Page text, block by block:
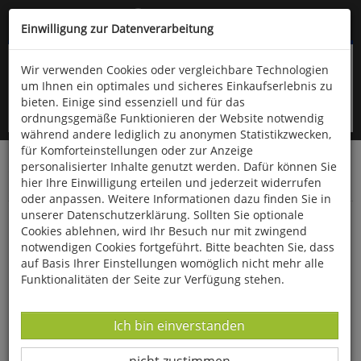
Kompletten Head der Seite überspringen
oder (06766) 9323-960
Startseite Bücher Downloads
Zeitschriften
Der Falke
Geheimnisvolle Bergvogelwelt,
Mangrovendschungel und Sperlingshybriden
Einwilligung zur Datenverarbeitung
Wir verwenden Cookies oder vergleichbare Technologien
um Ihnen ein optimales und sicheres Einkaufserlebnis zu
bieten. Einige sind essenziell und für das
ordnungsgemäße Funktionieren der Website notwendig
während andere lediglich zu anonymen Statistikzwecken,
für Komforteinstellungen oder zur Anzeige
personalisierter Inhalte genutzt werden. Dafür können Sie
hier Ihre Einwilligung erteilen und jederzeit widerrufen
oder anpassen. Weitere Informationen dazu finden Sie in
unserer Datenschutzerklärung. Sollten Sie optionale
Cookies ablehnen, wird Ihr Besuch nur mit zwingend
notwendigen Cookies fortgeführt. Bitte beachten Sie, dass
auf Basis Ihrer Einstellungen womöglich nicht mehr alle
Funktionalitäten der Seite zur Verfügung stehen.
Datenverarbeitung -
Ich bin einverstanden